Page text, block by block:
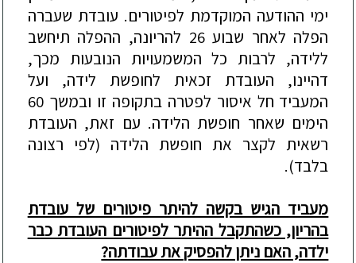
ימי ההודעה המוקדמת לפיטורים. עובדת שעברה
הפלה לאחר שבוע 26 להריונה, ההפלה תיחשב
ללידה, לרבות כל המשמעויות הנובעות מכך,
דהיינו, העובדת זכאית לחופשת לידה, ועל
המעביד חל איסור לפטרה בתקופה זו ובמשך 60
הימים שאחר חופשת הלידה. עם זאת, העובדת
רשאית לקצר את חופשת הלידה (לפי רצונה
בלבד).
מעביד הגיש בקשה להיתר פיטורים של עובדת
בהריון, כשהתקבל ההיתר לפיטורים העובדת כבר
ילדה, האם ניתן להפסיק את עבודתה?